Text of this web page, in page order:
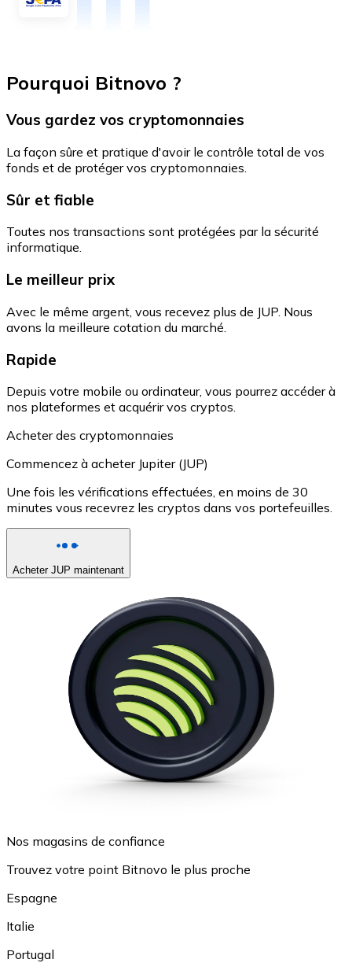
Pourquoi Bitnovo ?
Vous gardez vos cryptomonnaies
La façon sûre et pratique d'avoir le contrôle total de vos
fonds et de protéger vos cryptomonnaies.
Sûr et fiable
Toutes nos transactions sont protégées par la sécurité
informatique.
Le meilleur prix
Avec le même argent, vous recevez plus de JUP. Nous
avons la meilleure cotation du marché.
Rapide
Depuis votre mobile ou ordinateur, vous pourrez accéder à
nos plateformes et acquérir vos cryptos.
Acheter des cryptomonnaies
Commencez à acheter Jupiter (JUP)
Une fois les vérifications effectuées, en moins de 30
minutes vous recevrez les cryptos dans vos portefeuilles.
Acheter JUP maintenant
Nos magasins de confiance
Trouvez votre point Bitnovo le plus proche
Espagne
Italie
Portugal